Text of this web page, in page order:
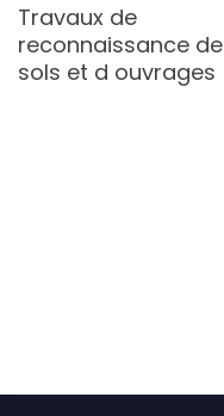
Travaux de
reconnaissance de
sols et d ouvrages